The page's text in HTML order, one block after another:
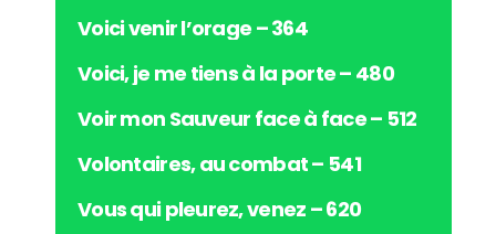
Voici venir l’orage – 364
Voici, je me tiens à la porte – 480
Voir mon Sauveur face à face – 512
Volontaires, au combat – 541
Vous qui pleurez, venez – 620